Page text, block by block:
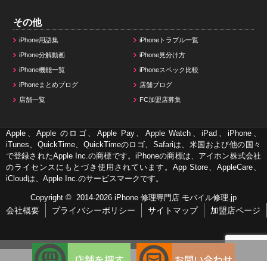
その他
iPhone用語集 iPhoneトラブル一覧
iPhone分解動画 iPhone見分け方
iPhone機能一覧 iPhoneスペック比較
iPhoneまとめブログ 店舗ブログ
店舗一覧 FC加盟店募集
Apple、Apple のロゴ、Apple Pay、Apple Watch、iPad、iPhone、
iTunes、QuickTime、QuickTimeのロゴ、Safariは、米国および他の国々
で登録されたApple Inc.の商標です。iPhoneの商標は、アイホン株式会社
のライセンスにもとづき使用されています。App Store、AppleCare、
iCloudは、Apple Inc.のサービスマークです。
Copyright © 2014-2026 iPhone 修理専門店 モバイル修理.jp
会社概要 プライバシーポリシー サイトマップ 加盟店ページ